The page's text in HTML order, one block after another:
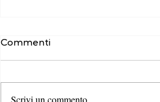
Commenti